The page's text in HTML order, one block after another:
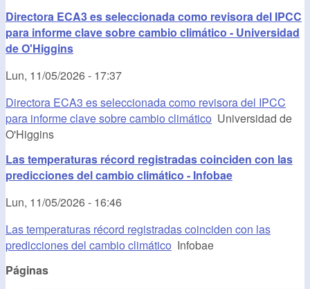
Directora ECA3 es seleccionada como revisora del IPCC
para informe clave sobre cambio climático - Universidad
de O'Higgins
Lun, 11/05/2026 - 17:37
Directora ECA3 es seleccionada como revisora del IPCC
para informe clave sobre cambio climático Universidad de
O'Higgins
Las temperaturas récord registradas coinciden con las
predicciones del cambio climático - Infobae
Lun, 11/05/2026 - 16:46
Las temperaturas récord registradas coinciden con las
predicciones del cambio climático Infobae
Páginas